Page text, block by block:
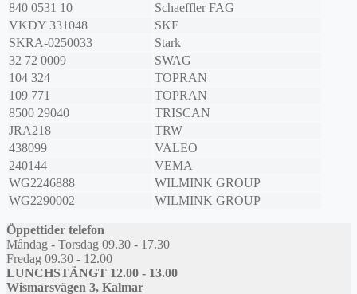
840 0531 10
Schaeffler FAG
VKDY 331048
SKF
SKRA-0250033
Stark
32 72 0009
SWAG
104 324
TOPRAN
109 771
TOPRAN
8500 29040
TRISCAN
JRA218
TRW
438099
VALEO
240144
VEMA
WG2246888
WILMINK GROUP
WG2290002
WILMINK GROUP
Öppettider telefon
Måndag - Torsdag 09.30 - 17.30
Fredag 09.30 - 12.00
LUNCHSTÄNGT 12.00 - 13.00
Wismarsvägen 3, Kalmar